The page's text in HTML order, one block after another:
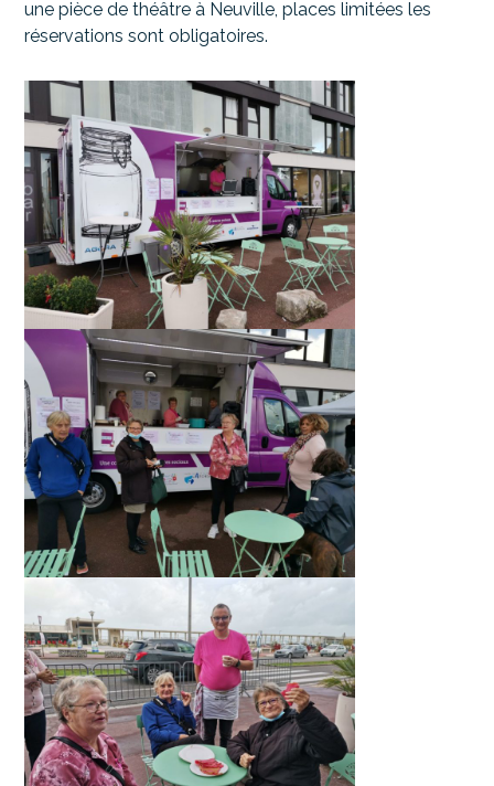
une pièce de théâtre à Neuville, places limitées les
réservations sont obligatoires.